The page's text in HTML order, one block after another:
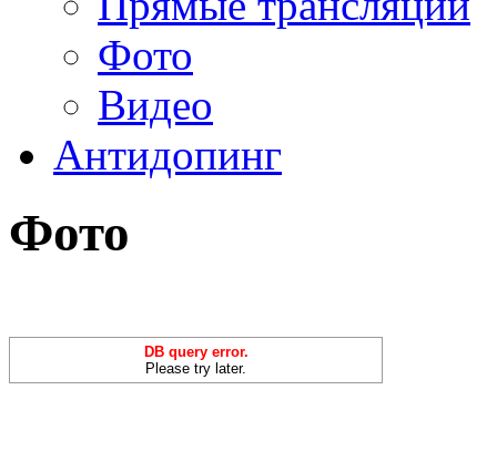
Фото
Видео
Антидопинг
Фото
DB query error.
Please try later.